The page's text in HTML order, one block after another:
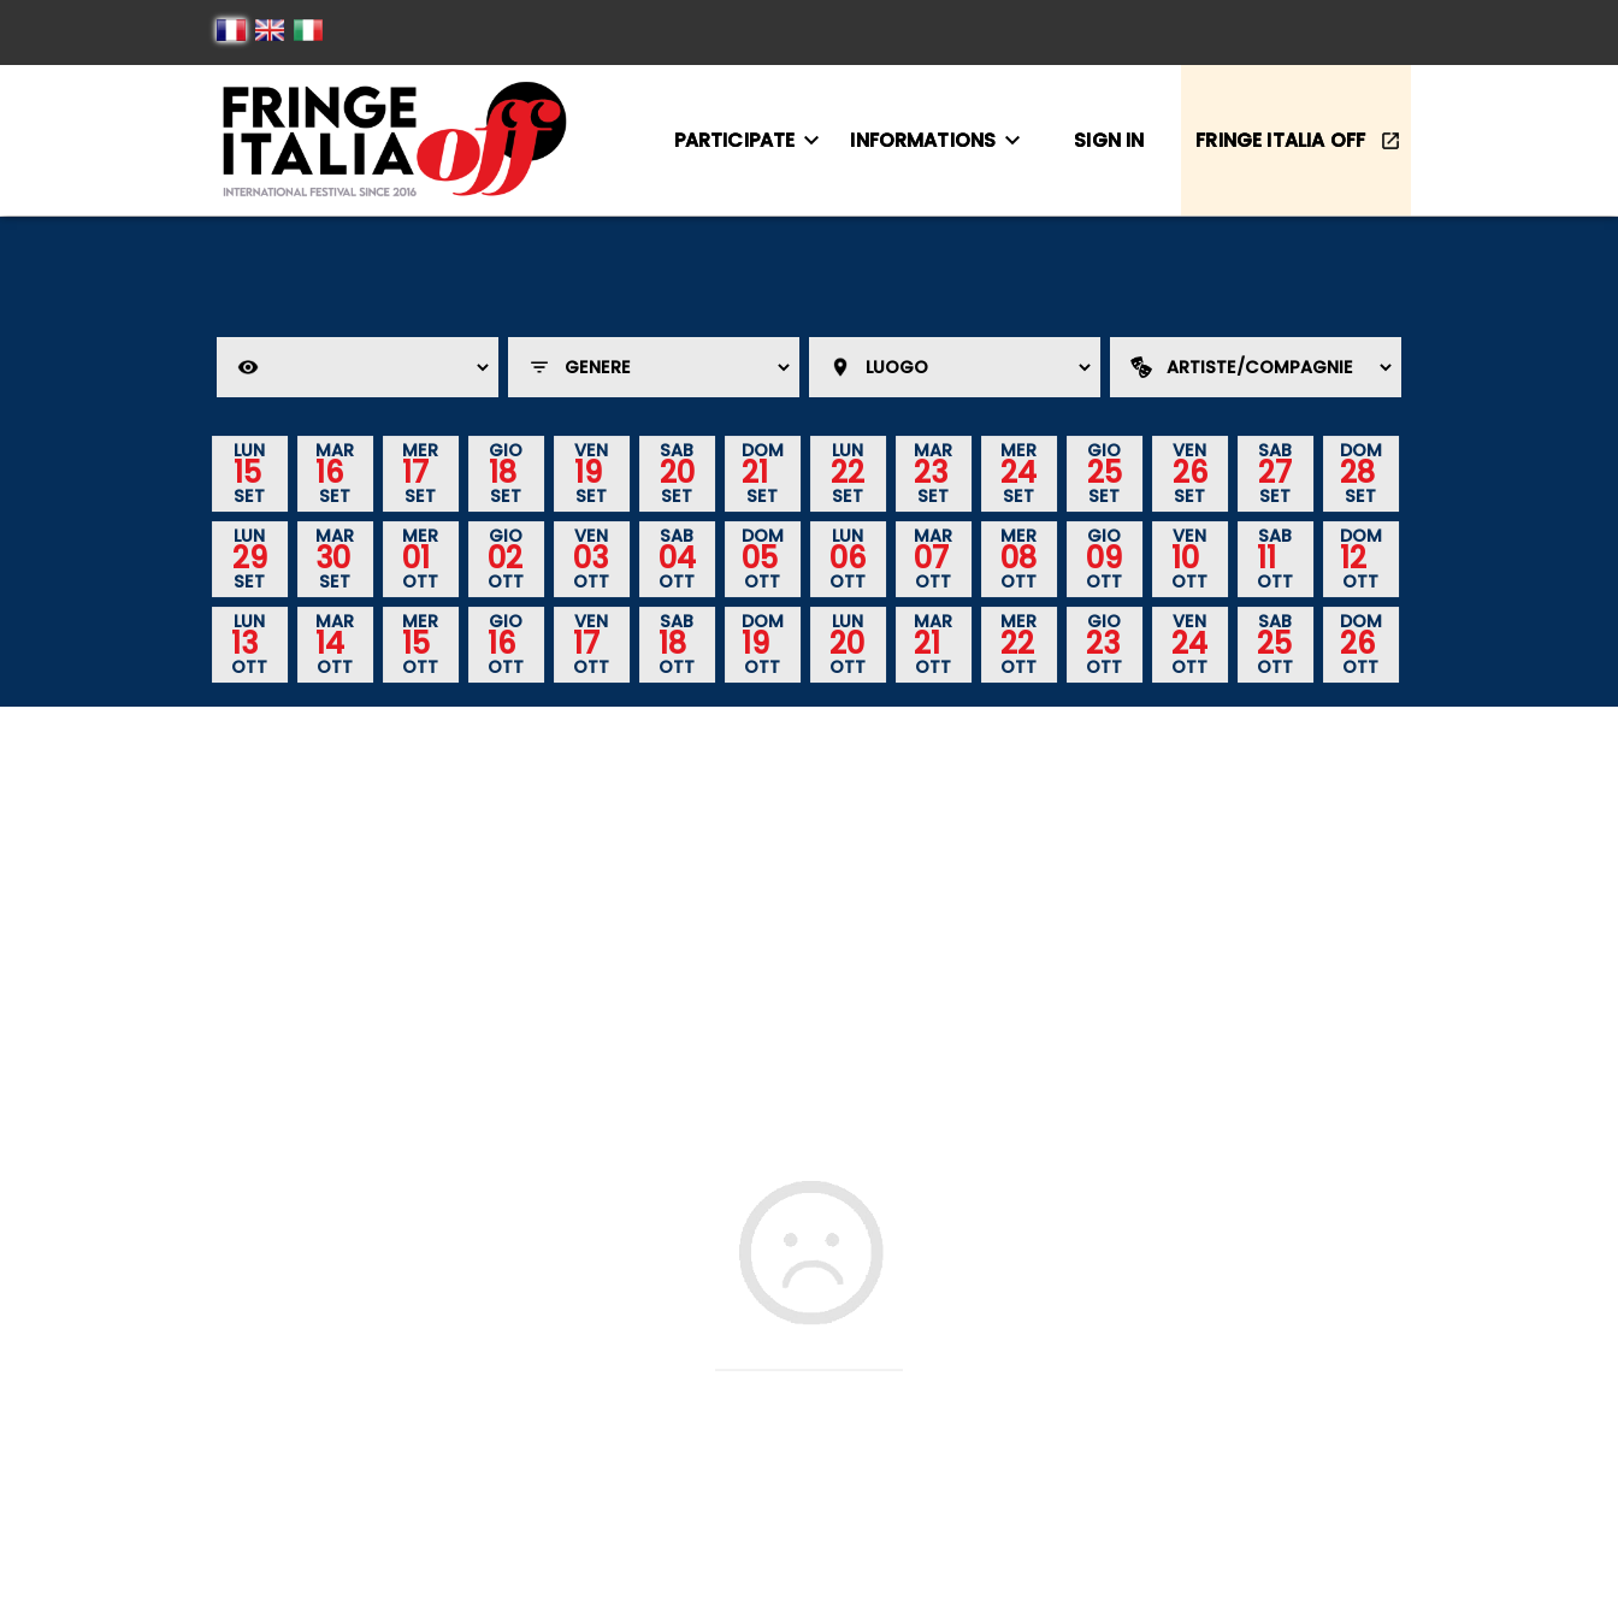
PARTICIPATE INFORMATIONS SIGN IN FRINGE ITALIA OFF
LUN
15
SET
MAR
16
SET
MER
17
SET
GIO
18
SET
VEN
19
SET
SAB
20
SET
DOM
21
SET
LUN
22
SET
MAR
23
SET
MER
24
SET
GIO
25
SET
VEN
26
SET
SAB
27
SET
DOM
28
SET
LUN
29
SET
MAR
30
SET
MER
01
OTT
GIO
02
OTT
VEN
03
OTT
SAB
04
OTT
DOM
05
OTT
LUN
06
OTT
MAR
07
OTT
MER
08
OTT
GIO
09
OTT
VEN
10
OTT
SAB
11
OTT
DOM
12
OTT
LUN
13
OTT
MAR
14
OTT
MER
15
OTT
GIO
16
OTT
VEN
17
OTT
SAB
18
OTT
DOM
19
OTT
LUN
20
OTT
MAR
21
OTT
MER
22
OTT
GIO
23
OTT
VEN
24
OTT
SAB
25
OTT
DOM
26
OTT